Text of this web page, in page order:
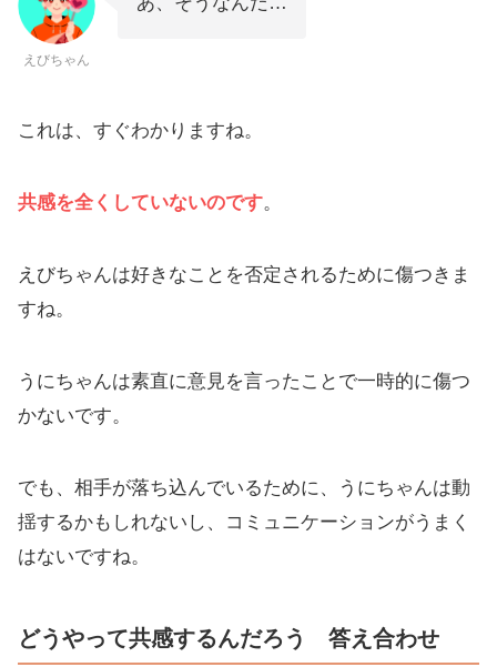
えびちゃん
これは、すぐわかりますね。
共感を全くしていないのです。
えびちゃんは好きなことを否定されるために傷つきま
すね。
うにちゃんは素直に意見を言ったことで一時的に傷つ
かないです。
でも、相手が落ち込んでいるために、うにちゃんは動
揺するかもしれないし、コミュニケーションがうまく
はないですね。
どうやって共感するんだろう 答え合わせ